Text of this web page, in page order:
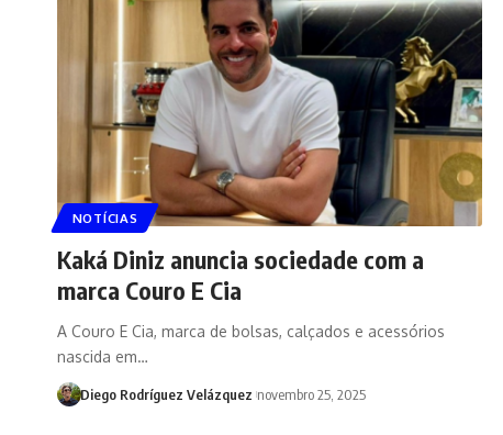
NOTÍCIAS
Kaká Diniz anuncia sociedade com a
marca Couro E Cia
A Couro E Cia, marca de bolsas, calçados e acessórios
nascida em…
Diego Rodríguez Velázquez novembro 25, 2025